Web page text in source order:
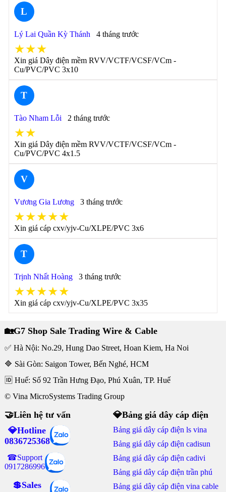
L
Lý Lai Quần Kỳ Thánh 4 tháng trước
★★★
Xin giá Dây điện mềm RVV/VCTF/VCSF/VCm -
Cu/PVC/PVC 3x10
T
Tào Nham Lỗi 2 tháng trước
★★
Xin giá Dây điện mềm RVV/VCTF/VCSF/VCm -
Cu/PVC/PVC 4x1.5
V
Vương Gia Lương 3 tháng trước
★★★★★
Xin giá cáp cxv/yjv-Cu/XLPE/PVC 3x6
T
Trịnh Nhất Hoàng 3 tháng trước
★★★★★
Xin giá cáp cxv/yjv-Cu/XLPE/PVC 3x35
🏡G7 Shop Sale Trading Wire & Cable
✅ Hà Nội: No.29, Hung Dao Street, Hoan Kiem, Ha Noi
🔷 Sài Gòn: Saigon Tower, Bến Nghé, HCM
🆔 Huế: Số 92 Trần Hưng Đạo, Phú Xuân, TP. Huế
© Vina MicroSystems Trading Group
🤝Liên hệ tư vấn
💎Hotline
0836725368
☎Support
0917286996
💲Sales
💎Bảng giá dây cáp điện
Bảng giá dây cáp điện ls vina
Bảng giá dây cáp điện cadisun
Bảng giá dây cáp điện cadivi
Bảng giá dây cáp điện trần phú
Bảng giá dây cáp điện vina cable